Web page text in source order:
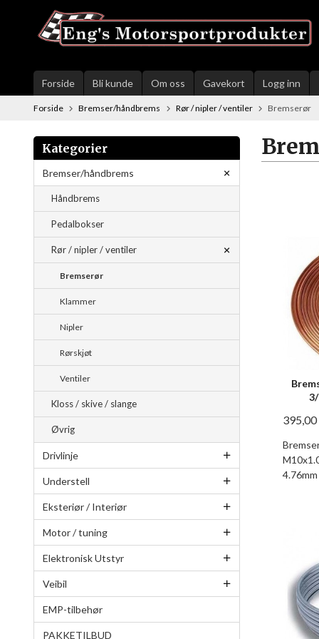
innholdet
Forside Bli kunde Om oss Gavekort Logg inn
Forside Bremser/håndbrems Rør / nipler / ventiler Bremserør
Kategorier
Bremser/håndbrems
Håndbrems
Pedalbokser
Rør / nipler / ventiler
Bremserør
Klammer
Nipler
Rørskjøt
Ventiler
Kloss / skive / slange
Øvrig
Drivlinje
Understell
Eksteriør / Interiør
Motor / tuning
Elektronisk Utstyr
Veibil
EMP-tilbehør
PAKKETILBUD
395,00
4.76mm